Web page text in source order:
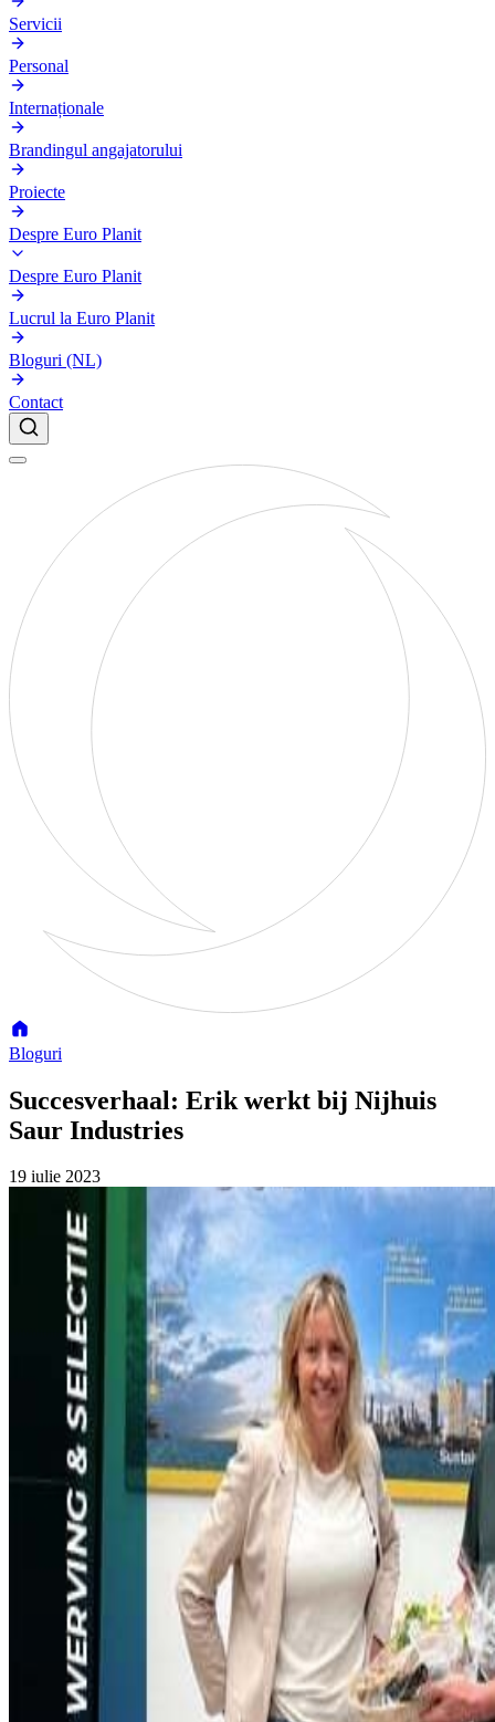
Servicii
Personal
Internaționale
Brandingul angajatorului
Proiecte
Despre Euro Planit
Despre Euro Planit
Lucrul la Euro Planit
Bloguri (NL)
Contact
Bloguri
Succesverhaal: Erik werkt bij Nijhuis
Saur Industries
19 iulie 2023